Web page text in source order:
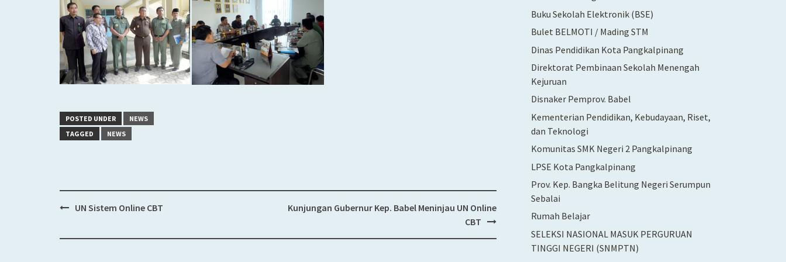
POSTED UNDER
NEWS
TAGGED
NEWS
UN Sistem Online CBT
Kunjungan Gubernur Kep. Babel Meninjau UN Online
CBT
Buku Sekolah Elektronik (BSE)
Bulet BELMOTI / Mading STM
Dinas Pendidikan Kota Pangkalpinang
Direktorat Pembinaan Sekolah Menengah
Kejuruan
Disnaker Pemprov. Babel
Kementerian Pendidikan, Kebudayaan, Riset,
dan Teknologi
Komunitas SMK Negeri 2 Pangkalpinang
LPSE Kota Pangkalpinang
Prov. Kep. Bangka Belitung Negeri Serumpun
Sebalai
Rumah Belajar
SELEKSI NASIONAL MASUK PERGURUAN
TINGGI NEGERI (SNMPTN)